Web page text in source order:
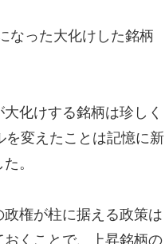
なった大化けした銘柄
化けする銘柄は珍しく
を変えたことは記憶に新
。
権が柱に据える政策は
くことで、上昇銘柄の